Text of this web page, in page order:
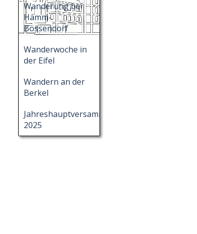
Wanderung bei
Hamm-
Bossendorf
Wanderwoche in
der Eifel
Wandern an der
Berkel
Jahreshauptversammlung
2025